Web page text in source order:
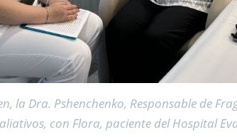
, la Dra. Pshenchenko, Responsable de
con Flora, paciente del Hospital